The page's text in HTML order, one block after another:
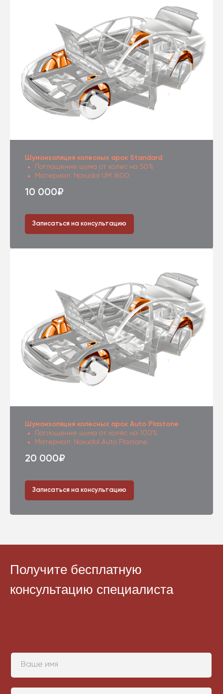
Шумоизоляция колесных арок Standard
Поглощение шума от колес на 50%
Материал: Noxudol UM 1600
10 000₽
Записаться на консультацию
Шумоизоляция колесных арок Auto Plastone
Поглощение шума от колес на 100%
Материал: Noxudol Auto Plastone
20 000₽
Записаться на консультацию
Получите бесплатную
консультацию специалиста